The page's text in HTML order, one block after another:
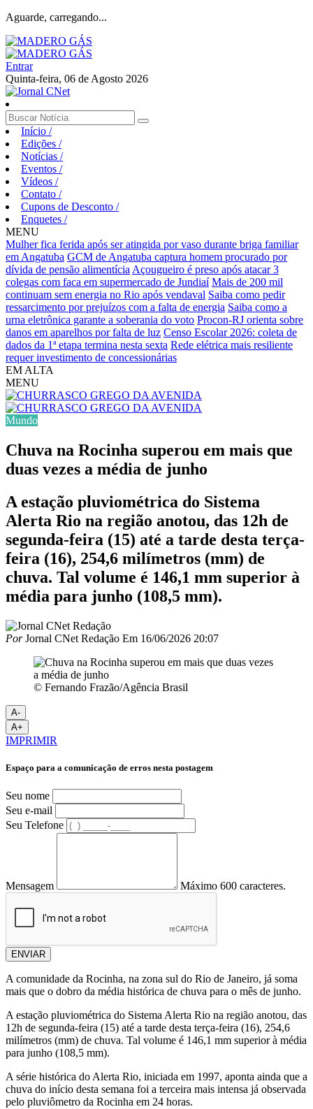
Aguarde, carregando...
Entrar
Quinta-feira, 06 de Agosto 2026
Início /
Edições /
Notícias /
Eventos /
Vídeos /
Contato /
Cupons de Desconto /
Enquetes /
MENU
Mulher fica ferida após ser atingida por vaso durante briga familiar
em Angatuba GCM de Angatuba captura homem procurado por
dívida de pensão alimentícia Açougueiro é preso após atacar 3
colegas com faca em supermercado de Jundiaí Mais de 200 mil
continuam sem energia no Rio após vendaval Saiba como pedir
ressarcimento por prejuízos com a falta de energia Saiba como a
urna eletrônica garante a soberania do voto Procon-RJ orienta sobre
danos em aparelhos por falta de luz Censo Escolar 2026: coleta de
dados da 1ª etapa termina nesta sexta Rede elétrica mais resiliente
requer investimento de concessionárias
EM ALTA
MENU
Mundo
Chuva na Rocinha superou em mais que
duas vezes a média de junho
A estação pluviométrica do Sistema
Alerta Rio na região anotou, das 12h de
segunda-feira (15) até a tarde desta terça-
feira (16), 254,6 milímetros (mm) de
chuva. Tal volume é 146,1 mm superior à
média para junho (108,5 mm).
PorJornal CNet Redação Em 16/06/2026 20:07
© Fernando Frazão/Agência Brasil
A-
A+
IMPRIMIR
Espaço para a comunicação de erros nesta postagem
Seu nome
Seu e-mail
Seu Telefone
Mensagem Máximo 600 caracteres.
ENVIAR
A comunidade da Rocinha, na zona sul do Rio de Janeiro, já soma
mais que o dobro da média histórica de chuva para o mês de junho.
A estação pluviométrica do Sistema Alerta Rio na região anotou, das
12h de segunda-feira (15) até a tarde desta terça-feira (16), 254,6
milímetros (mm) de chuva. Tal volume é 146,1 mm superior à média
para junho (108,5 mm).
A série histórica do Alerta Rio, iniciada em 1997, aponta ainda que a
chuva do início desta semana foi a terceira mais intensa já observada
pelo pluviômetro da Rocinha em 24 horas.